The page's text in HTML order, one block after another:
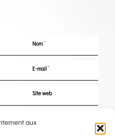
aux
Nom*
E-mail*
Site web
mon site dans le navigateur pour mon